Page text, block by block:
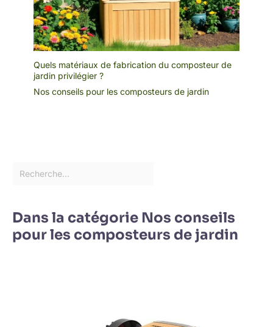
Quels matériaux de fabrication du composteur de
jardin privilégier ?
Nos conseils pour les composteurs de jardin
Dans la catégorie Nos conseils
pour les composteurs de jardin